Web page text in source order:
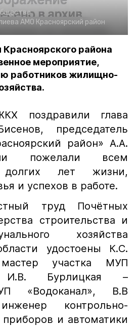
АМО Красноярский район
района
мероприятие,
работников жилищно-
поздравили глава
председатель
район» А.А.
пожелали всем
долгих лет жизни,
и успехов в работе.
труд Почётных
строительства и
хозяйства
удостоены К.С.
участка МУП
И.В. Бурлицкая –
«Водоканал», В.В
контрольно-
и автоматики